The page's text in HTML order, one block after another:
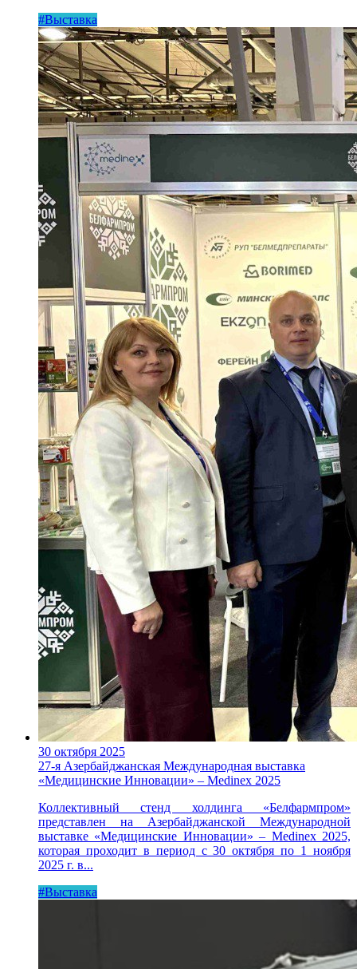
#Выставка
30 октября 2025
27-я Азербайджанская Международная выставка
«Медицинские Инновации» – Medinex 2025
Коллективный стенд холдинга «Белфармпром»
представлен на Азербайджанской Международной
выставке «Медицинские Инновации» – Medinex 2025,
которая проходит в период с 30 октября по 1 ноября
2025 г. в...
#Выставка